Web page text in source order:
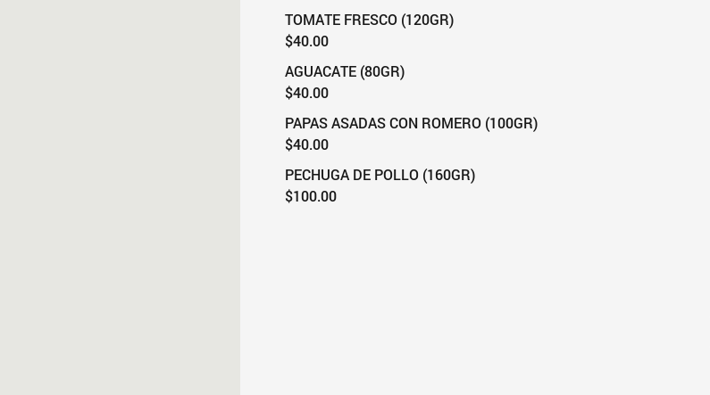
TOMATE FRESCO (120GR)
$40.00
AGUACATE (80GR)
$40.00
PAPAS ASADAS CON ROMERO (100GR)
$40.00
PECHUGA DE POLLO (160GR)
$100.00